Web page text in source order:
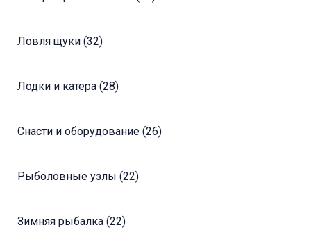
Ловля щуки (32)
Лодки и катера (28)
Снасти и оборудование (26)
Рыболовные узлы (22)
Зимняя рыбалка (22)